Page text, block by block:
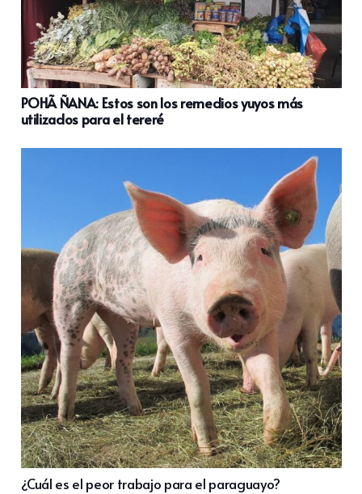
POHÃ ÑANA: Estos son los remedios yuyos más
utilizados para el tereré
¿Cuál es el peor trabajo para el paraguayo?